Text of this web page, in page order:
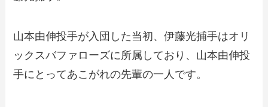
山本由伸投手が入団した当初、伊藤光捕手はオリ
ックスバファローズに所属しており、山本由伸投
手にとってあこがれの先輩の一人です。